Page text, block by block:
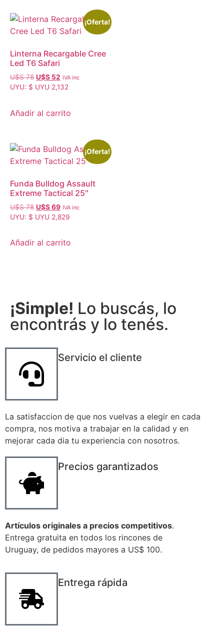
¡Oferta!
Linterna Recargable Cree
Led T6 Safari
U$S78 U$S 52 IVA inc
UYU: $ UYU 2,132
Añadir al carrito
¡Oferta!
Funda Bulldog Assault
Extreme Tactical 25″
U$S78 U$S69 IVA inc
UYU: $ UYU 2,829
Añadir al carrito
¡Simple! Lo buscás, lo
encontrás y lo tenés.
Servicio el cliente
La satisfaccion de que nos vuelvas a elegir en cada
compra, nos motiva a trabajar en la calidad y en
mejorar cada dia tu experiencia con nosotros.
Precios garantizados
Artículos originales a precios competitivos.
Entrega gratuita en todos los rincones de
Uruguay, de pedidos mayores a US$ 100.
Entrega rápida